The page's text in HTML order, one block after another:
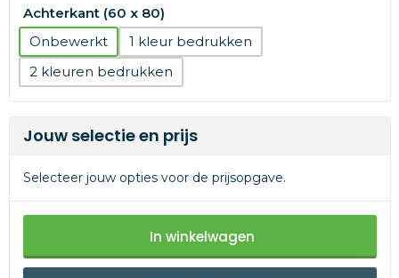
Achterkant (60 x 80)
Onbewerkt
1
2
Jouw selectie en prijs
Selecteer jouw opties voor de prijsopgave.
In winkelwagen